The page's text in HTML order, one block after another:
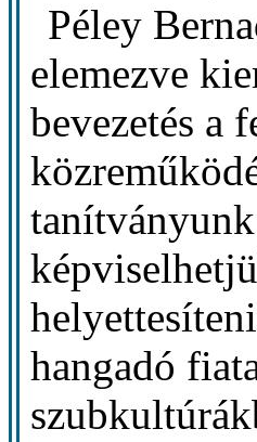
Péley
elemezve
bevezetés a
hangadó